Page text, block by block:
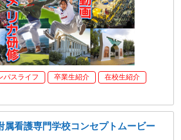
パスライフ 卒業生紹介
在校生紹介
属看護専門学校コンセプトムービー